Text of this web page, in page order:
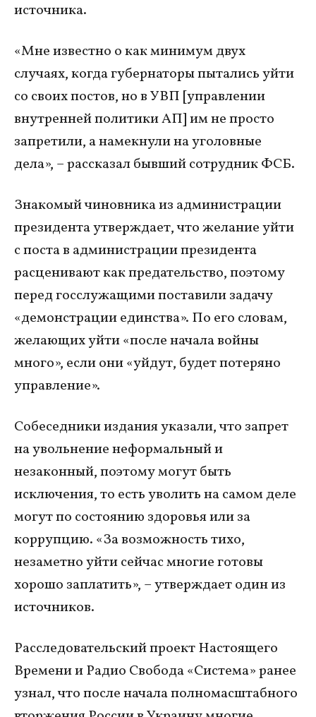
источника.
«Мне известно о как минимум двух
случаях, когда губернаторы пытались уйти
со своих постов, но в УВП [управлении
внутренней политики АП] им не просто
запретили, а намекнули на уголовные
дела», – рассказал бывший сотрудник ФСБ.
Знакомый чиновника из администрации
президента утверждает, что желание уйти
с поста в администрации президента
расценивают как предательство, поэтому
перед госслужащими поставили задачу
«демонстрации единства». По его словам,
желающих уйти «после начала войны
много», если они «уйдут, будет потеряно
управление».
Собеседники издания указали, что запрет
на увольнение неформальный и
незаконный, поэтому могут быть
исключения, то есть уволить на самом деле
могут по состоянию здоровья или за
коррупцию. «За возможность тихо,
незаметно уйти сейчас многие готовы
хорошо заплатить», – утверждает один из
источников.
Расследовательский проект Настоящего
Времени и Радио Свобода «Система» ранее
узнал, что после начала полномасштабного